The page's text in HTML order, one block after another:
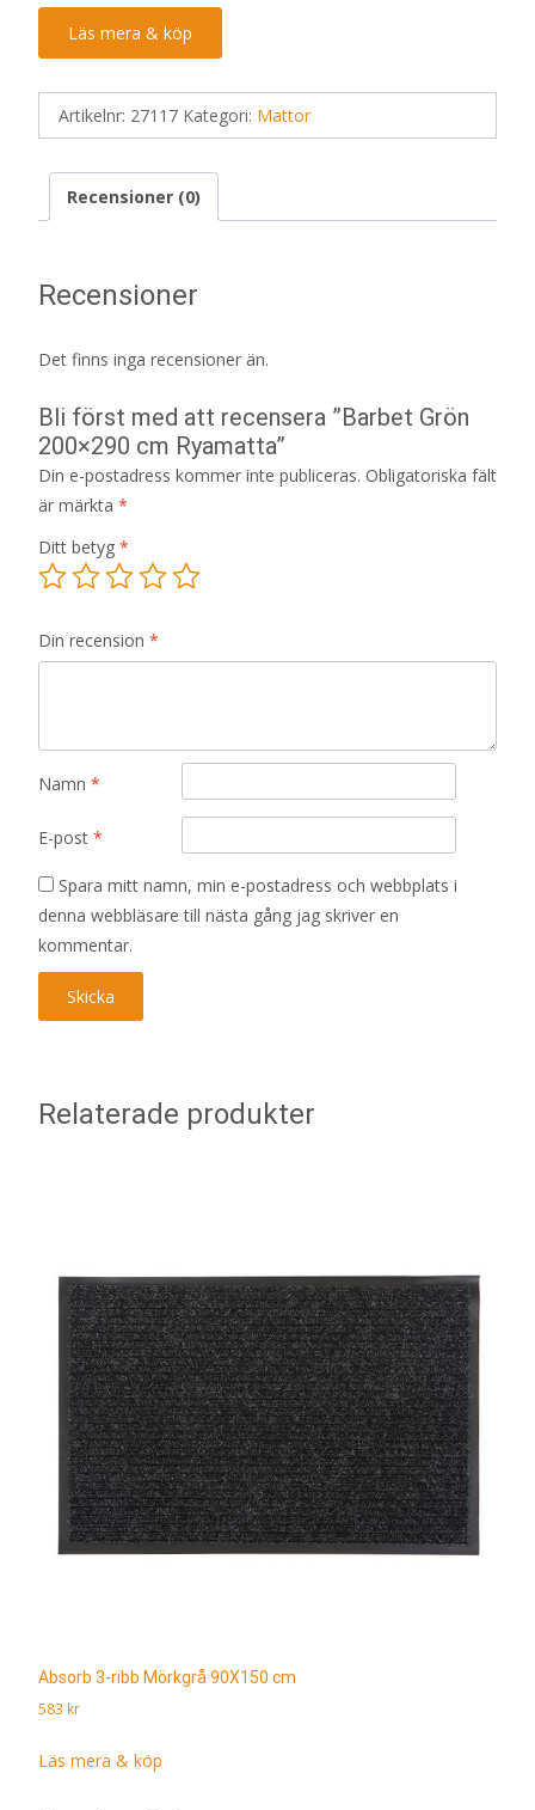
Läs mera & köp
Artikelnr: 27117 Kategori: Mattor
Recensioner (0)
Recensioner
Det finns inga recensioner än.
Bli först med att recensera ”Barbet Grön
200×290 cm Ryamatta”
Din e-postadress kommer inte publiceras. Obligatoriska fält
är märkta *
Ditt betyg *
Din recension *
Namn *
E-post *
Spara mitt namn, min e-postadress och webbplats i
denna webbläsare till nästa gång jag skriver en
kommentar.
Relaterade produkter
Absorb 3-ribb Mörkgrå 90X150 cm
583 kr
Läs mera & köp